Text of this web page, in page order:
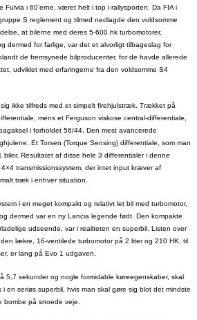
Fulvia i 60’erne, været helt i top i rallysporten. Da FIA i
S reglement og tilmed nedlagde den voldsomme
at bilerne med deres 5-600 hk turbomotorer,
dermed for farlige, var det et alvorligt tilbageslag for
de fremsynede bilproducenter, for de havde allerede
udviklet med erfaringerne fra den voldsomme S4
ikke tilfreds med et simpelt firehjulstræk. Trækket på
mens et Ferguson viskose central-differentiale,
i forholdet 56/44. Den mest avancerede
Et Torsen (Torque Sensing) differentiale, som man
biler. Resultatet af disse hele 3 differentialer i denne
4×4 transmissionssystem, der intet input kræver af
træk i enhver situation.
i en meget kompakt og relativt let bil med turbomotor,
dermed var en ny Lancia legende født. Den kompakte
udseende, var i realiteten en superbil. Listen over
lækre, 16-ventilede turbomotor på 2 liter og 210 HK, til
er lang på Evo 1 udgaven.
5,7 sekunder og nogle formidable køreegenskaber, skal
en seriøs superbil, hvis man skal gøre sig blot det mindste
på snoede veje.